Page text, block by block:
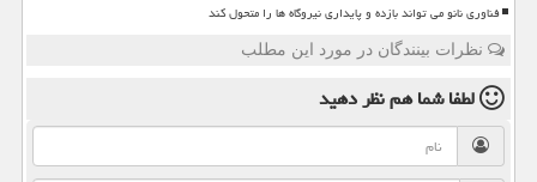
فناوری نانو می تواند بازده و پایداری نیروگاه ها را متحول کند
نظرات بینندگان در مورد این مطلب
لطفا شما همنظر دهید